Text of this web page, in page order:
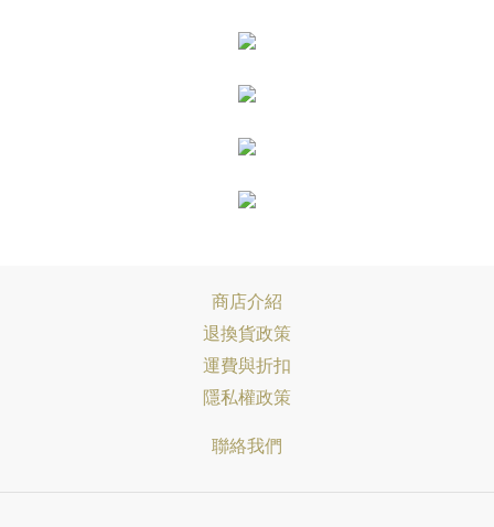
商店介紹
退換貨政策
運費與折扣
隱私權政策
聯絡我們